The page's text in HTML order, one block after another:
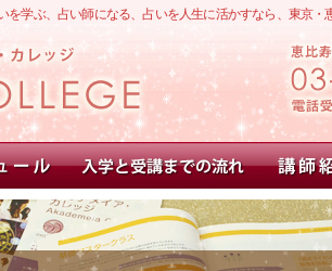
を学ぶ、占い師になる、占いを人生に活かすなら、東京